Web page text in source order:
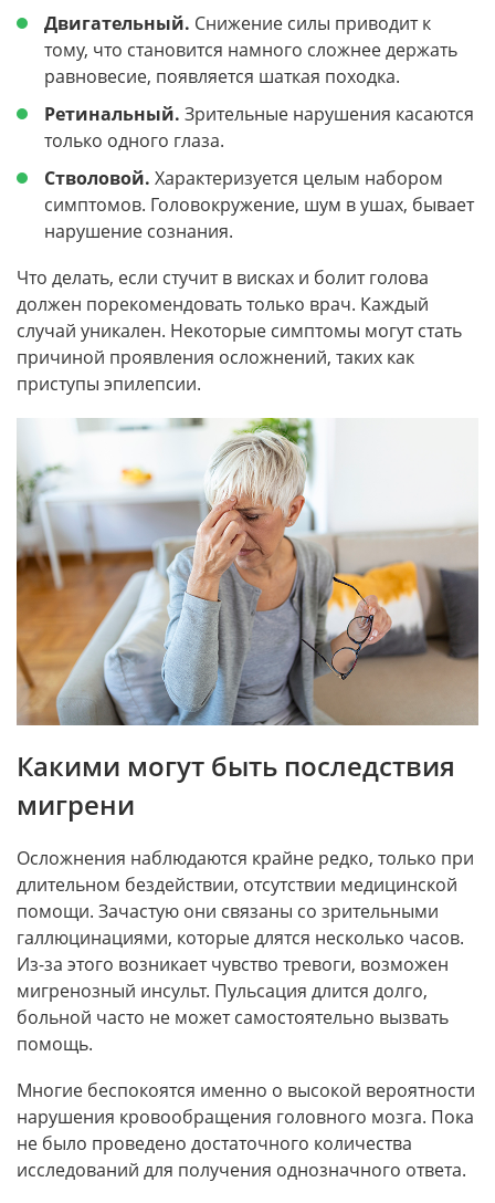
Двигательный. Снижение силы приводит к
тому, что становится намного сложнее держать
равновесие, появляется шаткая походка.
Ретинальный. Зрительные нарушения касаются
только одного глаза.
Стволовой. Характеризуется целым набором
симптомов. Головокружение, шум в ушах, бывает
нарушение сознания.
Что делать, если стучит в висках и болит голова
должен порекомендовать только врач. Каждый
случай уникален. Некоторые симптомы могут стать
причиной проявления осложнений, таких как
приступы эпилепсии.
Какими могут быть последствия
мигрени
Осложнения наблюдаются крайне редко, только при
длительном бездействии, отсутствии медицинской
помощи. Зачастую они связаны со зрительными
галлюцинациями, которые длятся несколько часов.
Из-за этого возникает чувство тревоги, возможен
мигренозный инсульт. Пульсация длится долго,
больной часто не может самостоятельно вызвать
помощь.
Многие беспокоятся именно о высокой вероятности
нарушения кровообращения головного мозга. Пока
не было проведено достаточного количества
исследований для получения однозначного ответа.